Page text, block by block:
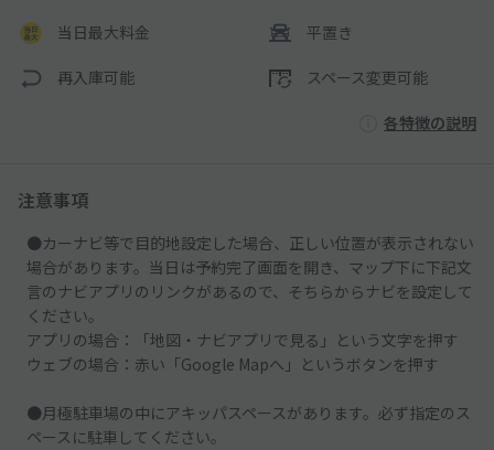
当日最大料金 平置き
再入庫可能 スペース変更可能
各特徴の説明
注意事項
●カーナビ等で目的地設定した場合、正しい位置が表示されない
場合があります。当日は予約完了画面を開き、マップ下に下記文
言のナビアプリのリンクがあるので、そちらからナビを設定して
ください。
アプリの場合：「地図・ナビアプリで見る」という文字を押す
ウェブの場合：赤い「Google Mapへ」というボタンを押す
●月極駐車場の中にアキッパスペースがあります。必ず指定のス
ペースに駐車してください。